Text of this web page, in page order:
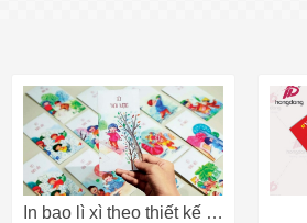
In bao lì xì theo thiết kế tại Hà Nội